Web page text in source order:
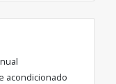
acondicionado